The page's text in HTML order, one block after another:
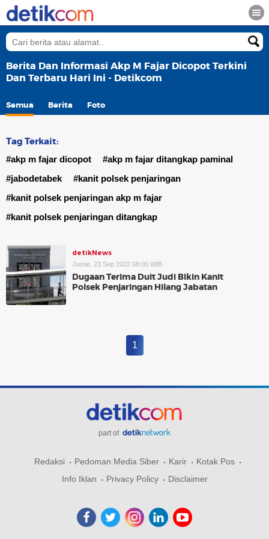
Berita Dan Informasi Akp M Fajar Dicopot Terkini
Dan Terbaru Hari Ini - Detikcom
Semua Berita Foto
Tag Terkait:
#akp m fajar dicopot
#akp m fajar ditangkap paminal
#jabodetabek
#kanit polsek penjaringan
#kanit polsek penjaringan akp m fajar
#kanit polsek penjaringan ditangkap
detikNews
Jumat, 23 Sep 2022 08:00 WIB
Dugaan Terima Duit Judi Bikin Kanit
Polsek Penjaringan Hilang Jabatan
1
part of
Redaksi Pedoman Media Siber Karir
Kotak Pos
Info Iklan
Privacy Policy Disclaimer